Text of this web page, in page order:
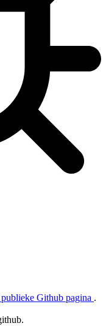
Github pagina .